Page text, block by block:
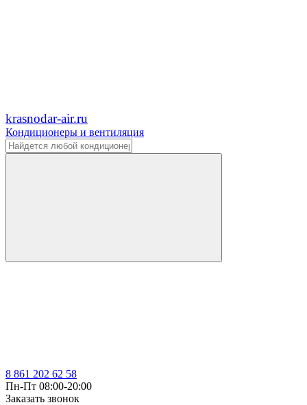
krasnodar-air.ru
Кондиционеры и вентиляция
8 861 202 62 58
Пн-Пт 08:00-20:00
Заказать звонок